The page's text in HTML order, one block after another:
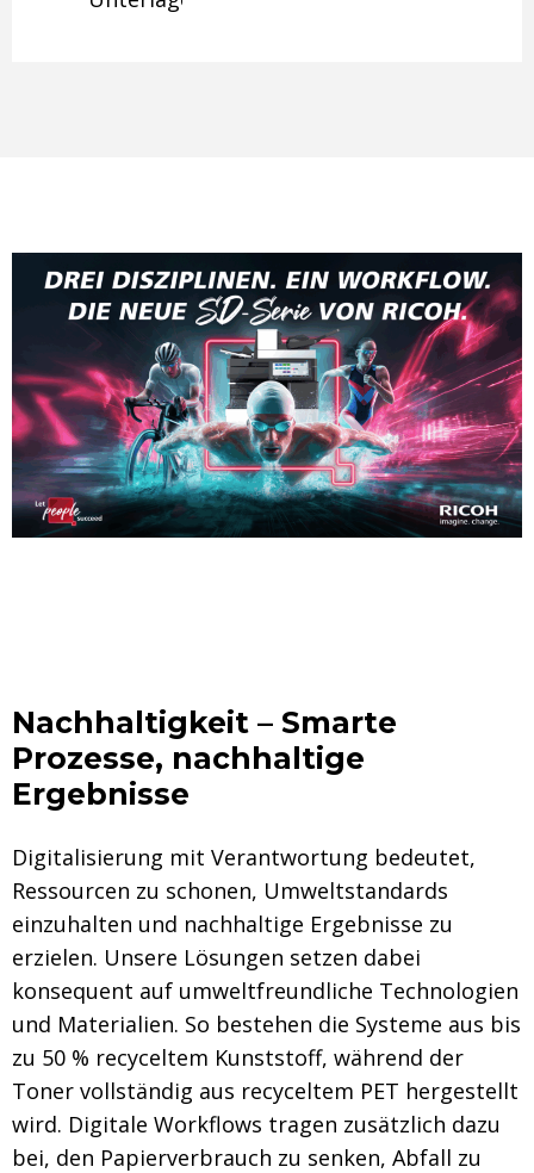
Nachhaltigkeit – Smarte
Prozesse, nachhaltige
Ergebnisse
Digitalisierung mit Verantwortung bedeutet,
Ressourcen zu schonen, Umweltstandards
einzuhalten und nachhaltige Ergebnisse zu
erzielen. Unsere Lösungen setzen dabei
konsequent auf umweltfreundliche Technologien
und Materialien. So bestehen die Systeme aus bis
zu 50 % recyceltem Kunststoff, während der
Toner vollständig aus recyceltem PET hergestellt
wird. Digitale Workflows tragen zusätzlich dazu
bei, den Papierverbrauch zu senken, Abfall zu